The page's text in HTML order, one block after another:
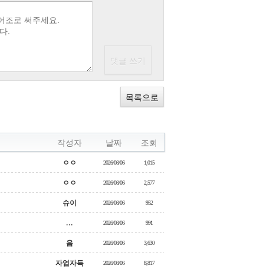
목록으로
작성자 날짜 조회
ㅇㅇ 2026/08/06 1,015
ㅇㅇ 2026/08/06 2,577
슈이 2026/08/06 952
... 2026/08/06 991
음 2026/08/06 3,630
자업자득 2026/08/06 8,817